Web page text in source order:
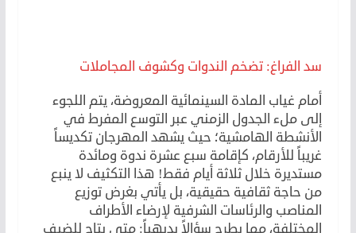
سد الفراغ: تضخم الندوات وكشوف المجاملات
أمام غياب المادة السينمائية المعروضة، يتم اللجوء
إلى ملء الجدول الزمني عبر التوسع المفرط في
الأنشطة الهامشية؛ حيث يشهد المهرجان تكديساً
غريباً للأرقام، كإقامة سبع عشرة ندوة ومائدة
مستديرة خلال ثلاثة أيام فقط! هذا التكثيف لا ينبع
من حاجة ثقافية حقيقية، بل يأتي بغرض توزيع
المناصب والرئاسات الشرفية لإرضاء الأطراف
المختلفة، مما يطرح سؤالاً بديهياً: متى يتاح للضيف